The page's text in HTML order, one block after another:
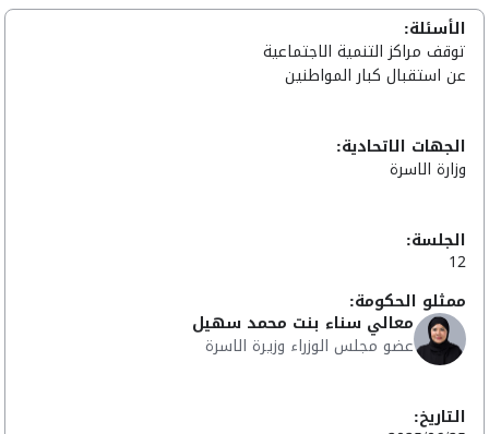
الأسئلة:
توقف مراكز التنمية الاجتماعية
عن استقبال كبار المواطنين
الجهات الاتحادية:
وزارة الاسرة
الجلسة:
12
ممثلو الحكومة:
معالي سناء بنت محمد سهيل
عضو مجلس الوزراء وزيرة الاسرة
التاريخ: